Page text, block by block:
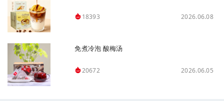
18393 2026.06.08
免煮冷泡 酸梅汤
20672 2026.06.05